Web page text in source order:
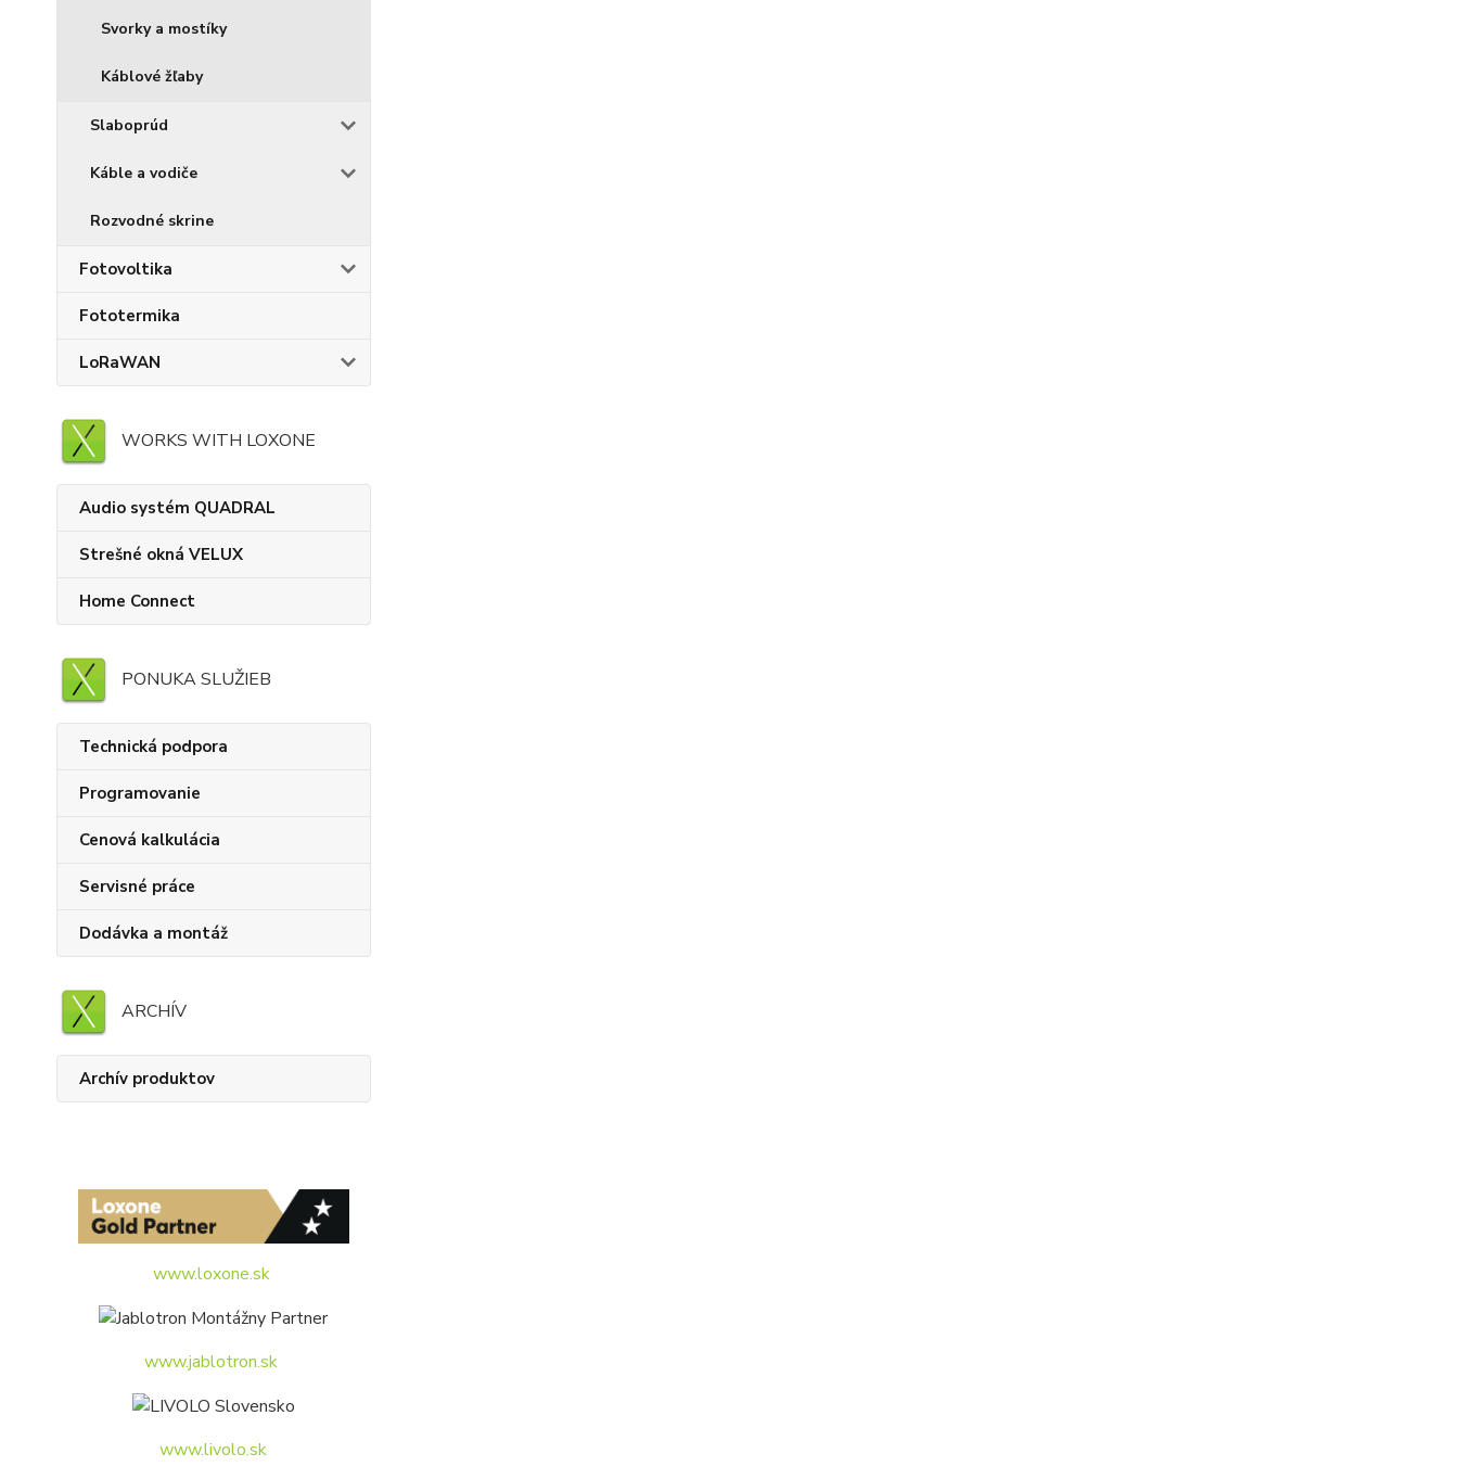
Svorky a mostíky
Káblové žľaby
Slaboprúd
Káble a vodiče
Rozvodné skrine
Fotovoltika
Fototermika
LoRaWAN
WORKS WITH LOXONE
Audio systém QUADRAL
Strešné okná VELUX
Home Connect
PONUKA SLUŽIEB
Technická podpora
Programovanie
Cenová kalkulácia
Servisné práce
Dodávka a montáž
ARCHÍV
Archív produktov
www.loxone.sk
www.jablotron.sk
www.livolo.sk